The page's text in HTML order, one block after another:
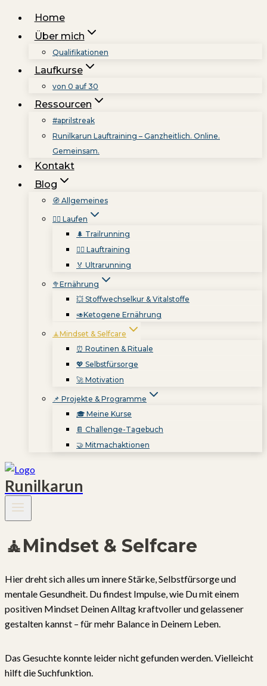
Zum
Home
Über mich
Qualifikationen
Laufkurse
von 0 auf 30
Ressourcen
#aprilstreak
Runilkarun Lauftraining – Ganzheitlich. Online.
Gemeinsam.
Kontakt
Blog
🧭 Allgemeines
🏃‍♀️ Laufen
🌲 Trailrunning
🏃‍♂️ Lauftraining
🏅 Ultrarunning
🥦Ernährung
💥 Stoffwechselkur & Vitalstoffe
🥑Ketogene Ernährung
🧘Mindset & Selfcare
⏰ Routinen & Rituale
💖 Selbstfürsorge
🚀 Motivation
📌 Projekte & Programme
🎓 Meine Kurse
📔 Challenge-Tagebuch
🤝 Mitmachaktionen
Runilkarun
🧘Mindset & Selfcare
Hier dreht sich alles um innere Stärke, Selbstfürsorge und
mentale Gesundheit. Du findest Impulse, wie Du mit einem
positiven Mindset Deinen Alltag kraftvoller und gelassener
gestalten kannst – für mehr Balance in Deinem Leben.
Das Gesuchte konnte leider nicht gefunden werden. Vielleicht
hilft die Suchfunktion.